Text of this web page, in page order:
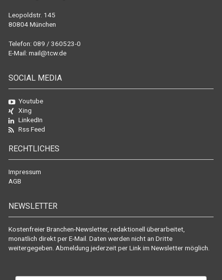
Leopoldstr. 145
80804 München
Telefon: 089 / 360523-0
E-Mail: mail@tcw.de
SOCIAL MEDIA
Youtube
Xing
LinkedIn
Rss Feed
RECHTLICHES
Impressum
AGB
NEWSLETTER
Kostenfreier Branchen-Newsletter, redaktionell überarbeitet,
monatlich direkt per E-Mail. Daten werden nicht an Dritte
weitergegeben. Abmeldung jederzeit per Link im Newsletter möglich.